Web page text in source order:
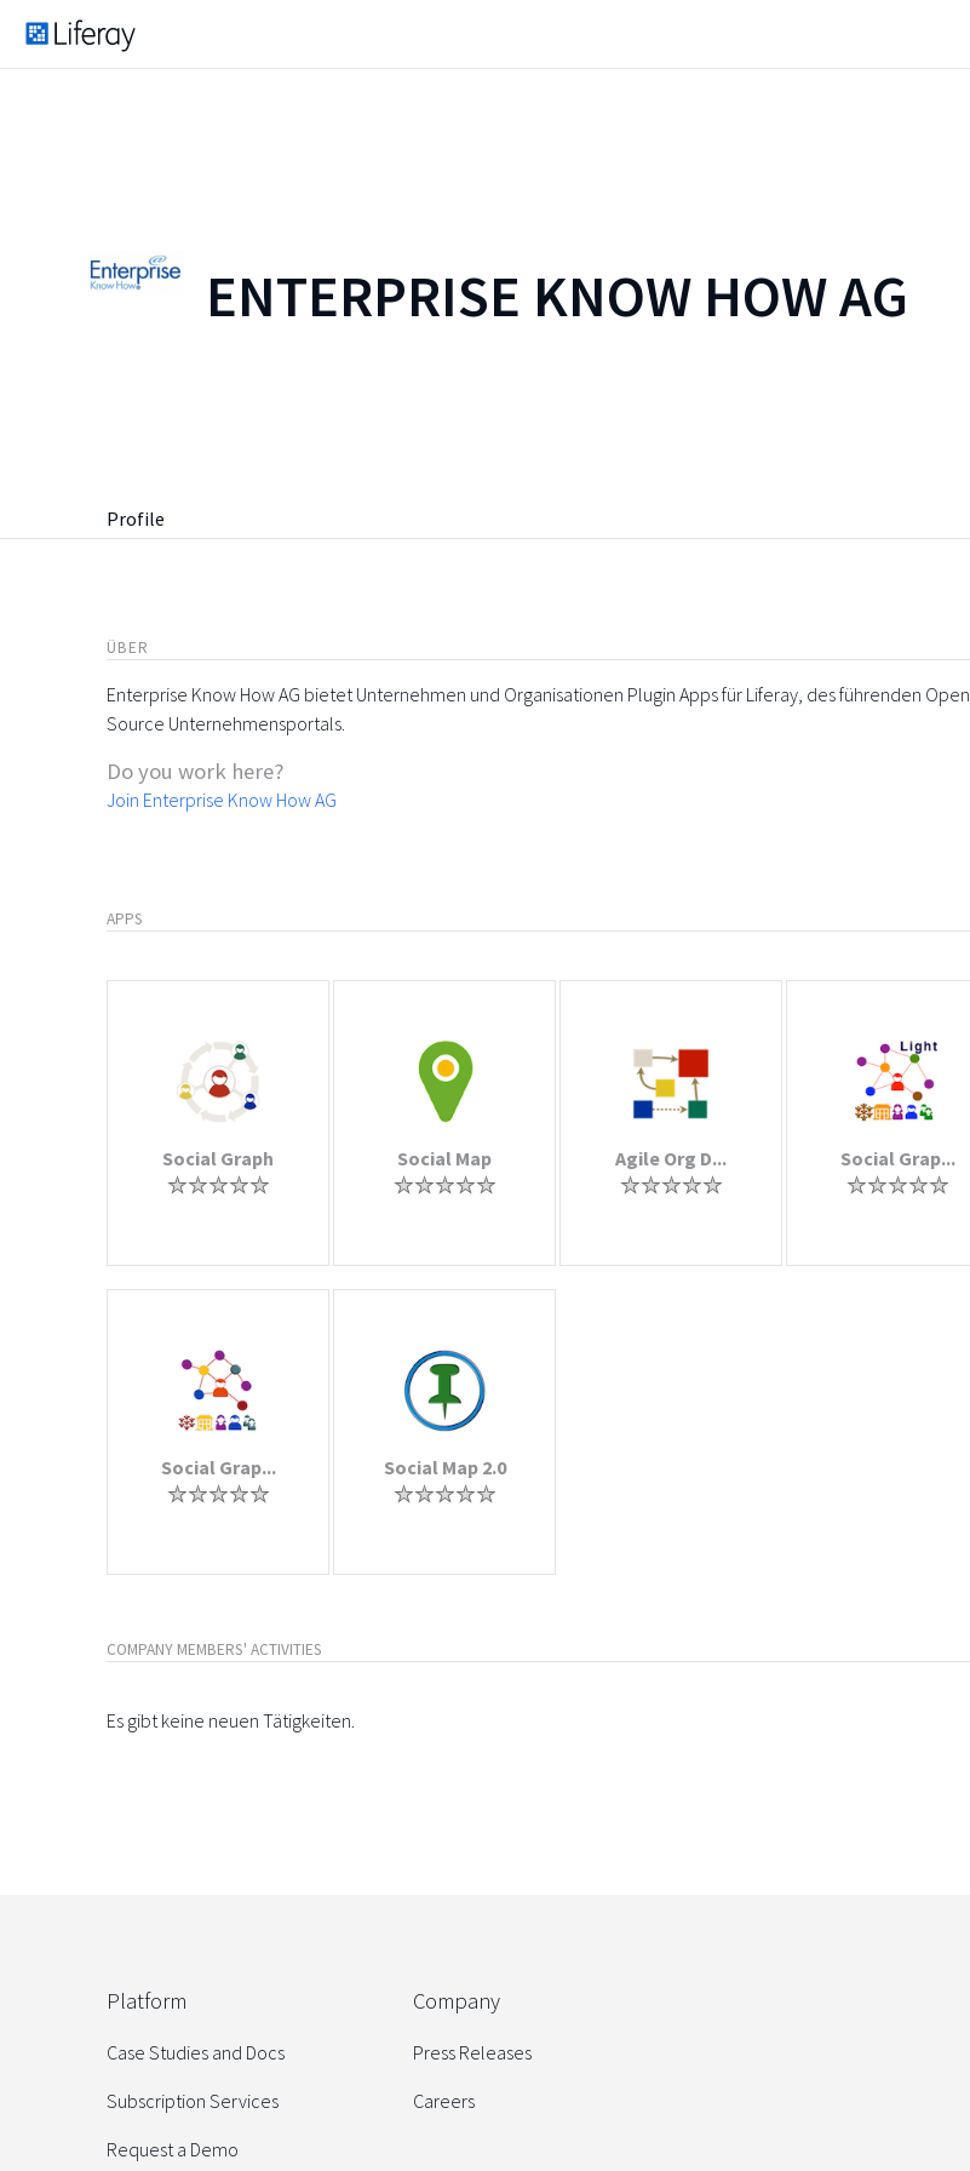
ENTERPRISE KNOW HOW AG
Profile
ÜBER
Enterprise Know How AG bietet Unternehmen und Organisationen Plugin Apps für Liferay, des führenden Open
Source Unternehmensportals.
Do you work here?
Join Enterprise Know How AG
APPS
Social Graph Social Map Agile Org D... Social Grap...
Social Grap... Social Map 2.0
COMPANY MEMBERS' ACTIVITIES
Es gibt keine neuen Tätigkeiten.
Platform
Case Studies and Docs
Subscription Services
Request a Demo
Company
Press Releases
Careers